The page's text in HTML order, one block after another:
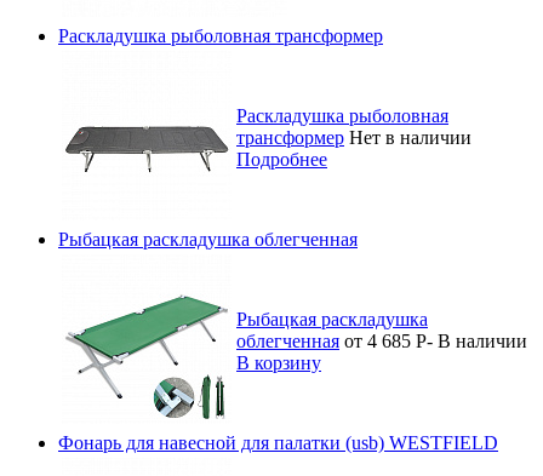
Раскладушка рыболовная трансформер
Раскладушка рыболовная
трансформер Нет в наличии
Подробнее
Рыбацкая раскладушка облегченная
Рыбацкая раскладушка
облегченная от 4 685 Р- В наличии
В корзину
Фонарь для навесной для палатки (usb) WESTFIELD